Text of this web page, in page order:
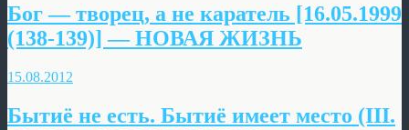
Бог — творец, а не каратель [16.05.1999
(138-139)] — НОВАЯ ЖИЗНЬ
15.08.2012
Бытиё не есть. Бытиё имеет место (III.